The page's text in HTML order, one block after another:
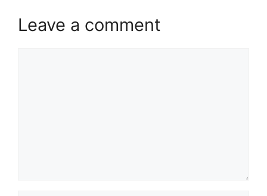
Leave a comment